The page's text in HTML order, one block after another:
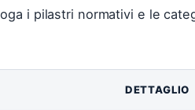
i pilastri normativi e le
DETTAGLIO